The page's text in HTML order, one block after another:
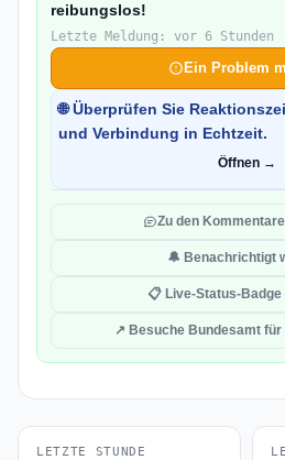
reibungslos!
Letzte Meldung: vor 6 Stunden
Ein Problem
🌐 Überprüfen Sie
und Verbindung in Echtzeit.
Öffnen →
Zu den
🔔 Benachrichtigt
📋 Live-Status-Badge
↗ Besuche Bundesamt
LETZTE STUNDE